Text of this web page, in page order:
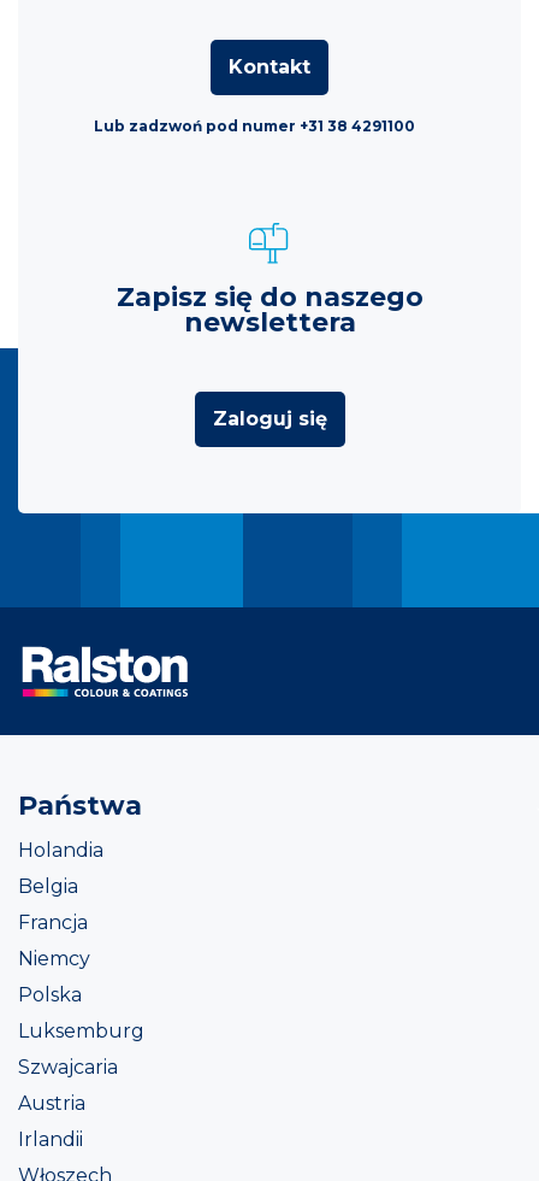
Kontakt
Lub zadzwoń pod numer +31 38 4291100
Zapisz się do naszego
newslettera
Zaloguj się
Państwa
Holandia
Belgia
Francja
Niemcy
Polska
Luksemburg
Szwajcaria
Austria
Irlandii
Włoszech